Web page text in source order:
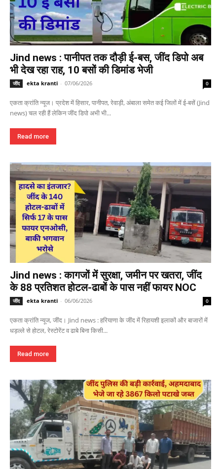
Jind news : पानीपत तक दौड़ी ई-बस, जींद डिपो अब
भी देख रहा राह, 10 बसों की डिमांड भेजी
जींद ekta kranti - 07/06/2026 0
एकता क्रांति न्यूज। प्रदेश में हिसार, पानीपत, रेवाड़ी, अंबाला समेत कई जिलों में ई-बसें (Jind
news) चल रही हैं लेकिन जींद डिपो अभी भी...
Read more
Jind news : कागजों में सुरक्षा, जमीन पर खतरा, जींद
के 88 प्रतिशत होटल-ढाबों के पास नहीं फायर NOC
जींद ekta kranti - 06/06/2026 0
एकता क्रांति न्यूज, जींद। Jind news : हरियाणा के जींद में रिहायशी इलाकों और बाजारों में
धड़ल्ले से होटल, रेस्टोरेंट व ढाबे बिना किसी...
Read more